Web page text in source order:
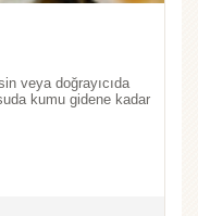
veya doğrayıcıda
kumu gidene kadar